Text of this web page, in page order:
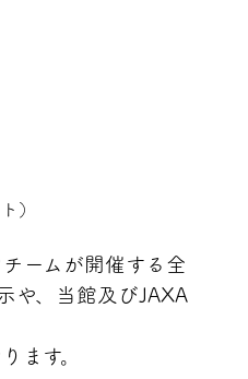
）
ームが開催する全
や、当館及びJAXA
ます。